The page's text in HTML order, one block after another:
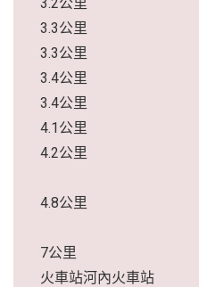
3.3公里
3.3公里
3.4公里
3.4公里
4.1公里
4.2公里
4.8公里
7公里
火車站河內火車站